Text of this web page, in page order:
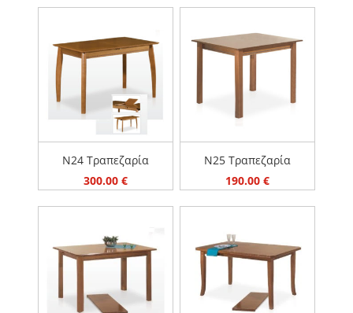
Τραπέζια οξιας
ΤΙΜΗ
80 € 400 €
Ν24 Τραπεζαρία
300.00€
Ν25 Τραπεζαρία
190.00 €